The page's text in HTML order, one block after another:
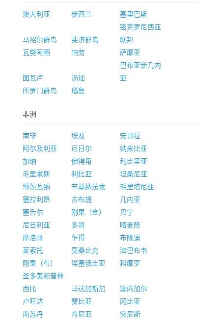
澳大利亚 新西兰 基里巴斯
马绍尔群岛 斐济群岛
密克罗尼西亚
联邦
瓦努阿图
帕劳 萨摩亚
图瓦卢 汤加
巴布亚新几内
亚
所罗门群岛
瑙鲁
非洲
南非 埃及
安哥拉
阿尔及利亚
尼日尔
纳米比亚
加纳
佛得角
利比里亚
毛里求斯
利比亚
坦桑尼亚
博茨瓦纳
布基纳法索
毛里塔尼亚
塞拉利昂
吉布提
几内亚
塞舌尔
刚果（金）
贝宁
尼日利亚
多哥
喀麦隆
摩洛哥
乍得
布隆迪
莱索托
莫桑比克
津巴布韦
刚果（布）
埃塞俄比亚
科摩罗
圣多美和普林
西比
马达加斯加
塞内加尔
卢旺达
赞比亚
冈比亚
南苏丹
肯尼亚 突尼斯